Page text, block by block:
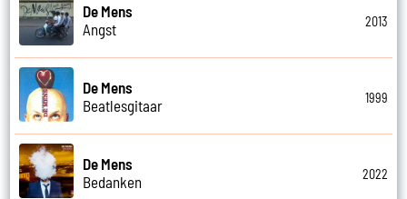
De Mens
Angst
2013
De Mens
Beatlesgitaar
1999
De Mens
Bedanken
2022